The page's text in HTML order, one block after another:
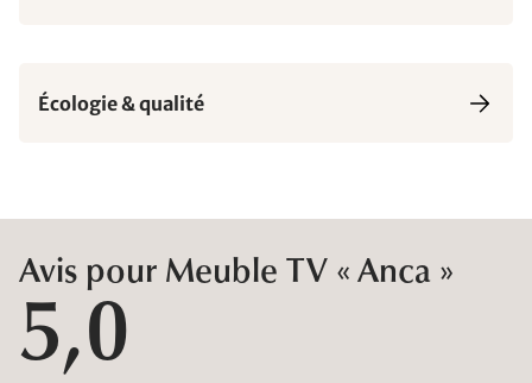
Écologie & qualité
Avis pour Meuble TV « Anca »
5,0